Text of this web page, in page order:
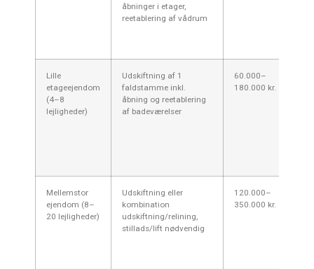
åbninger i etager,
reetablering af vådrum
Lille
etageejendom
(4–8
lejligheder)
Udskiftning af 1
faldstamme inkl.
åbning og reetablering
af badeværelser
60.000–
180.000 kr.
Mellemstor
ejendom (8–
20 lejligheder)
Udskiftning eller
kombination
udskiftning/relining,
stillads/lift nødvendig
120.000–
350.000 kr.